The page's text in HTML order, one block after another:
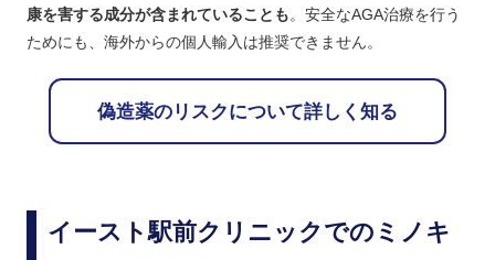
康を害する成分が含まれていることも。安全なAGA治療を行う
ためにも、海外からの個人輸入は推奨できません。
偽造薬のリスクについて詳しく知る
イースト駅前クリニックでのミノキ